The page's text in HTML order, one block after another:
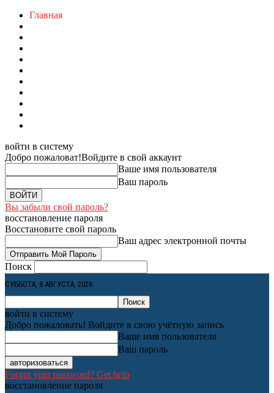
Главная
войти в систему
Добро пожаловат!Войдите в свой аккаунт
Ваше имя пользователя
Ваш пароль
Вы забыли свой пароль?
восстановление пароля
Восстановите свой пароль
Ваш адрес электронной почты
Поиск
СУББОТА, 8 АВГУСТА, 2026
войти в систему
Добро пожаловать! Войдите в свою учётную запись
Ваше имя пользователя
Ваш пароль
Forgot your password? Get help
восстановление пароля